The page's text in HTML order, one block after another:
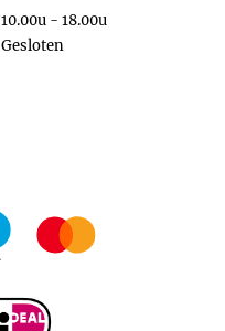
10.00u - 18.00u
Gesloten